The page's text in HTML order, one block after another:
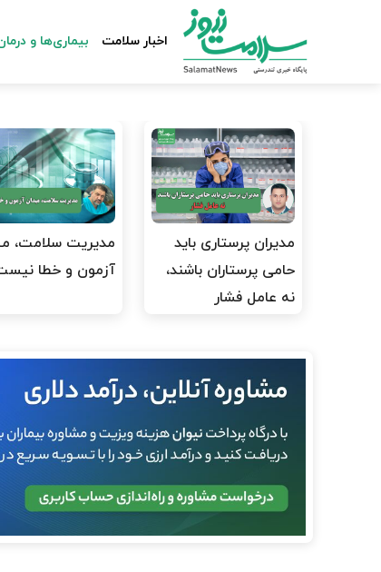
اخبار سلامت بیماری‌ها و
مدیران پرستاری باید
حامی پرستاران باشند،
نه عامل فشار
مدیریت سلامت،
آزمون و خطا